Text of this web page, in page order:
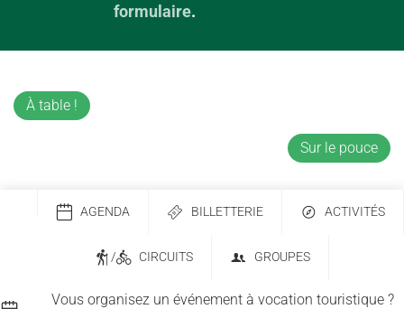
formulaire.
À table !
Sur le pouce
AGENDA BILLETTERIE ACTIVITÉS
/ CIRCUITS GROUPES
Vous organisez un événement à vocation touristique ?